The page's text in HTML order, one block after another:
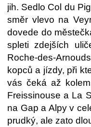
jih. Sedlo Col du
směr vlevo na
dovede do
spleti zdejších
Roche-des-
kopců a jízdy, při
vás čeká až
Freissinouse a La
na Gap a Alpy v
prudký, ale zato